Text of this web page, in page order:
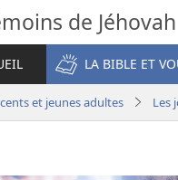
de Jéhovah
LA BIBLE ET
et jeunes adultes Les